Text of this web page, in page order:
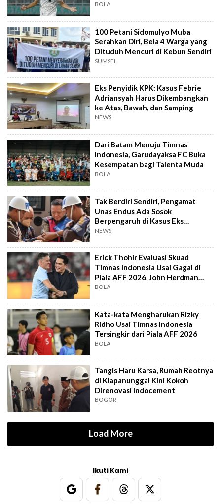
BOLA
100 Petani Sidomulyo Muba
Serahkan Diri, Bela 4 Warga yang
Dituduh Mencuri di Kebun Sendiri
SUMSEL
Eks Penyidik KPK: Kasus Febrie
Adriansyah Harus Dikembangkan
ke Atas, Bawah, dan Samping
NEWS
Dari Batam Menuju Timnas
Indonesia, Garudayaksa FC Buka
Kesempatan bagi Talenta Muda
BOLA
Tak Berdiri Sendiri, Pengamat
Unas Endus Ada Sosok
Berpengaruh di Kasus Eks
Jampidsus
NEWS
Erick Thohir Evaluasi Skuad
Timnas Indonesia Usai Gagal di
Piala AFF 2026, John Herdman
Out?
BOLA
Kata-kata Mengharukan Rizky
Ridho Usai Timnas Indonesia
Tersingkir dari Piala AFF 2026
BOLA
Tangis Haru Karsa, Rumah Reotnya
di Klapanunggal Kini Kokoh
Direnovasi Indocement
BOGOR
Load More
Ikuti Kami